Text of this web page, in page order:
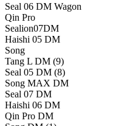
Seal 06 DM Wagon
Qin Pro
Sealion07DM
Haishi 05 DM
Song
Tang L DM (9)
Seal 05 DM (8)
Song MAX DM
Seal 07 DM
Haishi 06 DM
Qin Pro DM